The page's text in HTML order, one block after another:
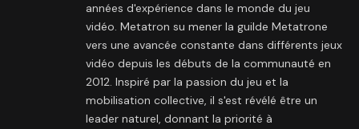
années d'expérience dans le monde du jeu
vidéo. Metatron su mener la guilde Metatrone
vers une avancée constante dans différents jeux
vidéo depuis les débuts de la communauté en
2012. Inspiré par la passion du jeu et la
mobilisation collective, il s'est révélé être un
leader naturel, donnant la priorité à